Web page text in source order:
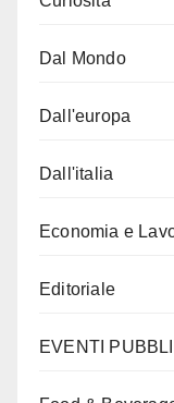
Dal Mondo
Dall'europa
Dall'italia
Economia e
Editoriale
EVENTI